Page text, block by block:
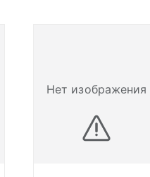
Нет изображения